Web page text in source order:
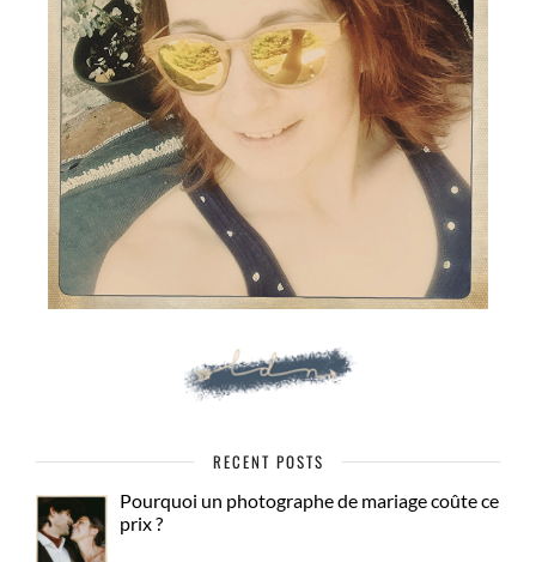
RECENT POSTS
Pourquoi un photographe de mariage coûte ce
prix ?